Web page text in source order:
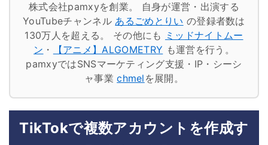
株式会社pamxyを創業。
自身が運営・出演する
YouTubeチャンネル あるごめとりい の登録者数は
130万人を超える。
その他にも ミッドナイトムー
ン ・ 【アニメ】ALGOMETRY も運営を行う。
pamxyではSNSマーケティング支援・IP・シーシ
ャ事業chmel を展開。
TikTokで複数アカウントを作成す